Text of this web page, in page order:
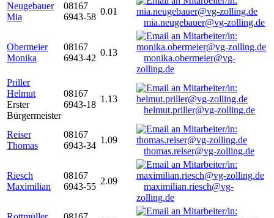
Neugebauer
Mia
08167
6943-58
0.01
mia.neugebauer@vg-zolling.de
Obermeier
Monika
08167
6943-42
0.13
monika.obermeier@vg-
zolling.de
Priller
Helmut
Erster
Bürgermeister
08167
6943-18
1.13
helmut.priller@vg-zolling.de
Reiser
Thomas
08167
6943-34
1.09
thomas.reiser@vg-zolling.de
Riesch
Maximilian
08167
6943-55
2.09
maximilian.riesch@vg-
zolling.de